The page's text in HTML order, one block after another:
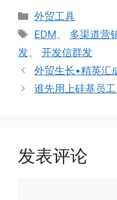
分
类
外贸工具
标
签
EDM、 多渠道营
发、 开发信群发
外贸生长•精英汇
谁先用上硅基员
发表评论